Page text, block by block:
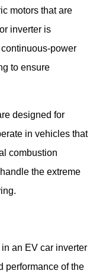
motors that are
inverter is
power
to ensure
designed for
in vehicles that
combustion
the extreme
an EV car inverter
performance of the